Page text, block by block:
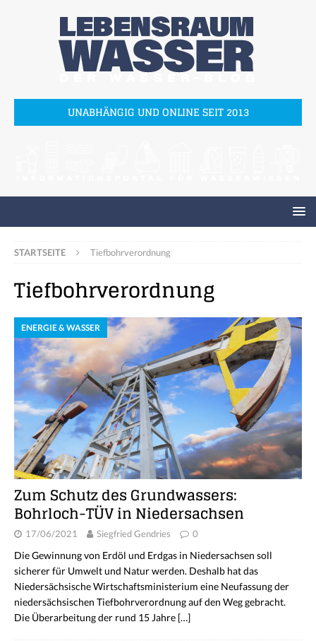
UNABHÄNGIG UND ONLINE SEIT 2013
STARTSEITE Tiefbohrverordnung
Tiefbohrverordnung
ENERGIE & WASSER
Zum Schutz des Grundwassers:
Bohrloch-TÜV in Niedersachsen
17/06/2021 Siegfried Gendries 0
Die Gewinnung von Erdöl und Erdgas in Niedersachsen soll
sicherer für Umwelt und Natur werden. Deshalb hat das
Niedersächsische Wirtschaftsministerium eine Neufassung der
niedersächsischen Tiefbohrverordnung auf den Weg gebracht.
Die Überarbeitung der rund 15 Jahre […]